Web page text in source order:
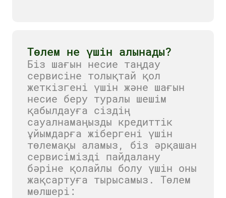
Төлем не үшін алынады?
Біз шағын несие таңдау
сервисіне толықтай қол
жеткізгені үшін және шағын
несие беру туралы шешім
қабылдауға сіздің
сауалнамаңызды кредиттік
ұйымдарға жібергені үшін
төлемақы аламыз, біз әрқашан
сервисімізді пайдалану
бәріне қолайлы болу үшін оны
жақсартуға тырысамыз. Төлем
мөлшері: